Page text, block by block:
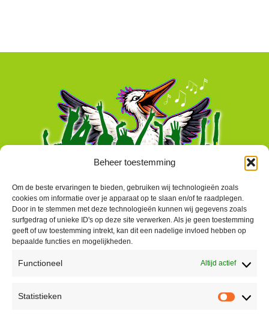
Beheer toestemming
Om de beste ervaringen te bieden, gebruiken wij technologieën zoals
cookies om informatie over je apparaat op te slaan en/of te raadplegen.
Door in te stemmen met deze technologieën kunnen wij gegevens zoals
surfgedrag of unieke ID's op deze site verwerken. Als je geen toestemming
geeft of uw toestemming intrekt, kan dit een nadelige invloed hebben op
bepaalde functies en mogelijkheden.
Functioneel Altijd actief
Statistieken
Peter Vergroesen